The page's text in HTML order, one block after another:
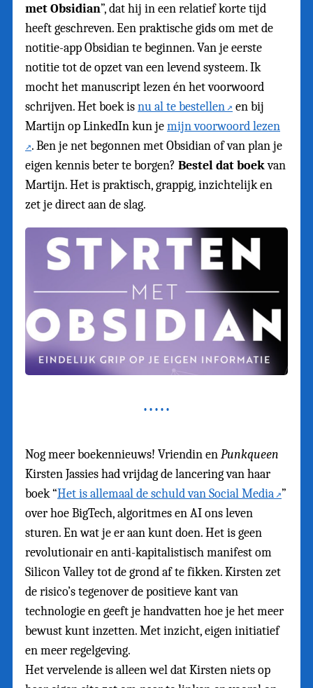
met Obsidian”, dat hij in een relatief korte tijd
heeft geschreven. Een praktische gids om met de
notitie-app Obsidian te beginnen. Van je eerste
notitie tot de opzet van een levend systeem. Ik
mocht het manuscript lezen én het voorwoord
schrijven. Het boek isnu al te bestellen
en bij
Martijn op LinkedIn kun jemijn voorwoord lezen
. Ben je net begonnen met Obsidian of van plan je
eigen kennis beter te borgen? Bestel dat boekvan
Martijn. Het is praktisch, grappig, inzichtelijk en
zet je direct aan de slag.
Nog meer boekennieuws! Vriendin enPunkqueen
Kirsten Jassies had vrijdag de lancering van haar
boek “Het is allemaal de schuld van Social Media ”
over hoe BigTech, algoritmes en AI ons leven
sturen. En wat je er aan kunt doen. Het is geen
revolutionair en anti-kapitalistisch manifest om
Silicon Valley tot de grond af te fikken. Kirsten zet
de risico’s tegenover de positieve kant van
technologie en geeft je handvatten hoe je het meer
bewust kunt inzetten. Met inzicht, eigen initiatief
en meer regelgeving.
Het vervelende is alleen wel dat Kirsten niets op